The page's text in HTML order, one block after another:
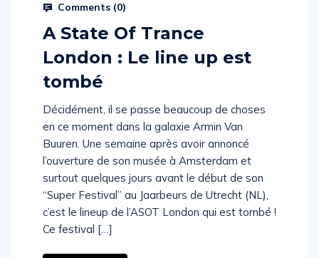
Comments (0)
A State Of Trance
London : Le line up est
tombé
Décidément, il se passe beaucoup de choses
en ce moment dans la galaxie Armin Van
Buuren. Une semaine après avoir annoncé
l’ouverture de son musée à Amsterdam et
surtout quelques jours avant le début de son
“Super Festival” au Jaarbeurs de Utrecht (NL),
c’est le lineup de l’ASOT London qui est tombé !
Ce festival […]